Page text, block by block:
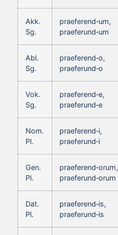
Akk.
Sg.
praeferend‑um,
praeferund‑um
Abl.
Sg.
praeferend‑o,
praeferund‑o
Vok.
Sg.
praeferend‑e,
praeferund‑e
Nom.
Pl.
praeferend‑i,
praeferund‑i
Gen.
Pl.
praeferend‑orum,
praeferund‑orum
Dat.
Pl.
praeferend‑is,
praeferund‑is